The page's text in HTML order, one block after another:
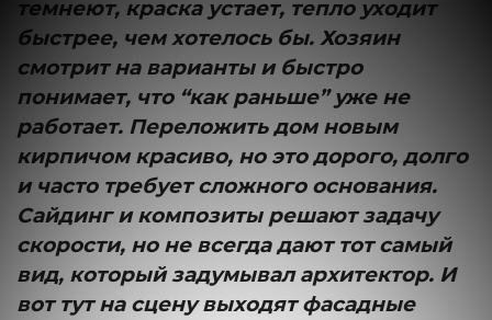
темнеют, краска устает, тепло уходит
быстрее, чем хотелось бы. Хозяин
смотрит на варианты и быстро
понимает, что “как раньше” уже не
работает. Переложить дом новым
кирпичом красиво, но это дорого, долго
и часто требует сложного основания.
Сайдинг и композиты решают задачу
скорости, но не всегда дают тот самый
вид, который задумывал архитектор. И
вот тут на сцену выходят фасадные